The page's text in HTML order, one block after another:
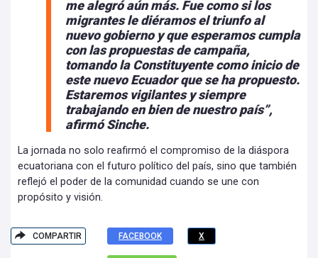
me alegró aún más. Fue como si los
migrantes le diéramos el triunfo al
nuevo gobierno y que esperamos cumpla
con las propuestas de campaña,
tomando la Constituyente como inicio de
este nuevo Ecuador que se ha propuesto.
Estaremos vigilantes y siempre
trabajando en bien de nuestro país”,
afirmó Sinche.
La jornada no solo reafirmó el compromiso de la diáspora
ecuatoriana con el futuro político del país, sino que también
reflejó el poder de la comunidad cuando se une con
propósito y visión.
COMPARTIR FACEBOOK X